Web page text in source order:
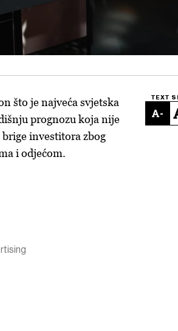
TEXT
-
što je najveća svjetska
prognozu koja nije
investitora zbog
i odjećom.